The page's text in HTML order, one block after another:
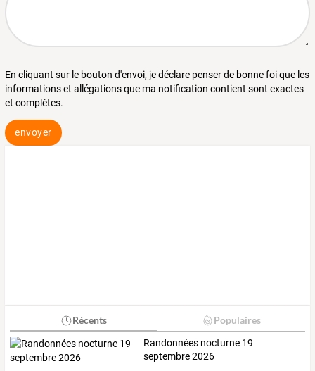
En cliquant sur le bouton d'envoi, je déclare penser de bonne foi que les
informations et allégations que ma notification contient sont exactes
et complètes.
envoyer
Récents Populaires
Randonnées nocturne 19
septembre 2026